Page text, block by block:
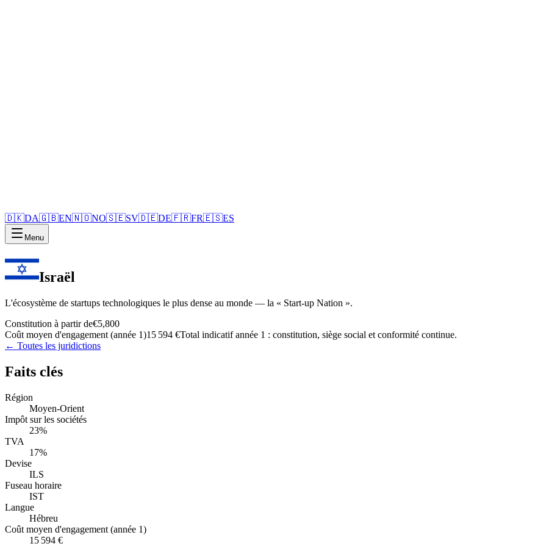
🇩🇰DA🇬🇧EN🇳🇴NO🇸🇪SV🇩🇪DE🇫🇷FR🇪🇸ES
Menu
Israël
L'écosystème de startups technologiques le plus dense au monde — la « Start-up Nation ».
Constitution à partir de€5,800
Coût moyen d'engagement (année 1)15 594 €Total indicatif année 1 : constitution, siège social et conformité continue.
← Toutes les juridictions
Faits clés
Région
Moyen-Orient
Impôt sur les sociétés
23%
TVA
17%
Devise
ILS
Fuseau horaire
IST
Langue
Hébreu
Coût moyen d'engagement (année 1)
15 594 €